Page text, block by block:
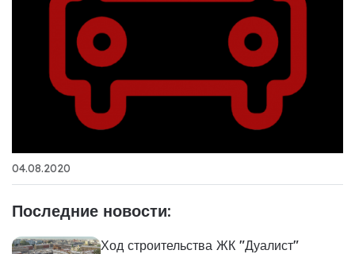
04.08.2020
Последние новости:
Ход строительства ЖК "Дуалист"